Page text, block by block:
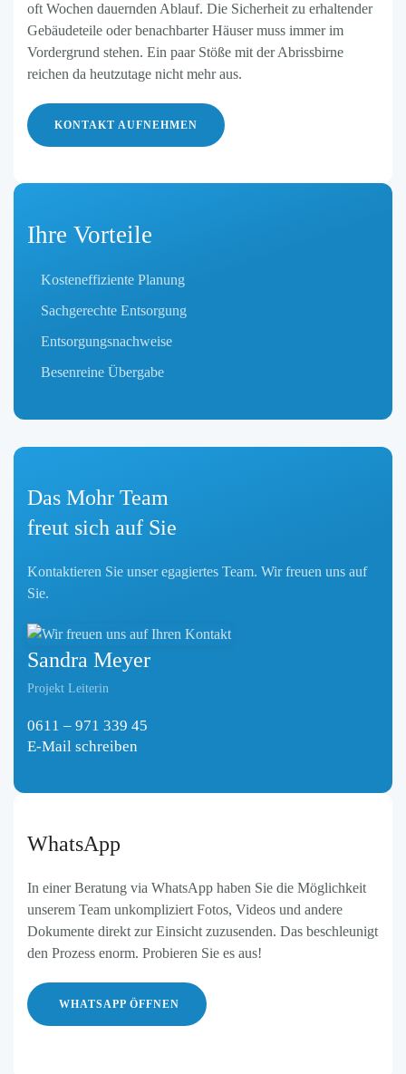
oft Wochen dauernden Ablauf. Die Sicherheit zu erhaltender
Gebäudeteile oder benachbarter Häuser muss immer im
Vordergrund stehen. Ein paar Stöße mit der Abrissbirne
reichen da heutzutage nicht mehr aus.
KONTAKT AUFNEHMEN
Ihre Vorteile
Kosteneffiziente Planung
Sachgerechte Entsorgung
Entsorgungsnachweise
Besenreine Übergabe
Das Mohr Team
freut sich auf Sie
Kontaktieren Sie unser egagiertes Team. Wir freuen uns auf
Sie.
Sandra Meyer
Projekt Leiterin
0611 – 971 339 45
E-Mail schreiben
WhatsApp
In einer Beratung via WhatsApp haben Sie die Möglichkeit
unserem Team unkompliziert Fotos, Videos und andere
Dokumente direkt zur Einsicht zuzusenden. Das beschleunigt
den Prozess enorm. Probieren Sie es aus!
WHATSAPP ÖFFNEN